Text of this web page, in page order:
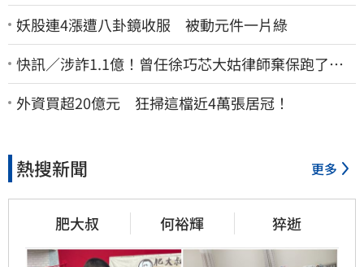
妖股連4漲遭八卦鏡收服 被動元件一片綠
快訊／涉詐1.1億！曾任徐巧芯大姑律師棄保跑了…
媽也離境 桃檢發通緝
外資買超20億元 狂掃這檔近4萬張居冠！
熱搜新聞 更多
肥大叔 何裕輝 猝逝